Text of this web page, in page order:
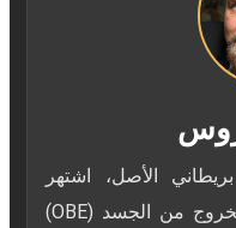
الأصل، اشتهر
بدراساته وكتاباته حول تجارب الخروج من الجسد (OBE)